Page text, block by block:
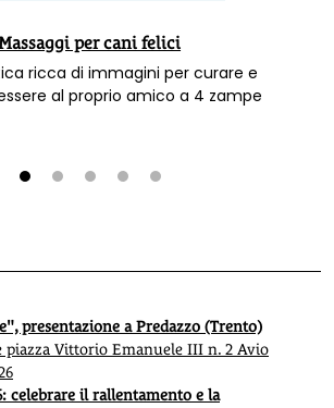
per cani felici
ricca di immagini per curare e
offrire benessere al proprio amico a 4 zampe
presentazione a Predazzo (Trento)
piazza Vittorio Emanuele III n. 2 Avio
celebrare il rallentamento e la